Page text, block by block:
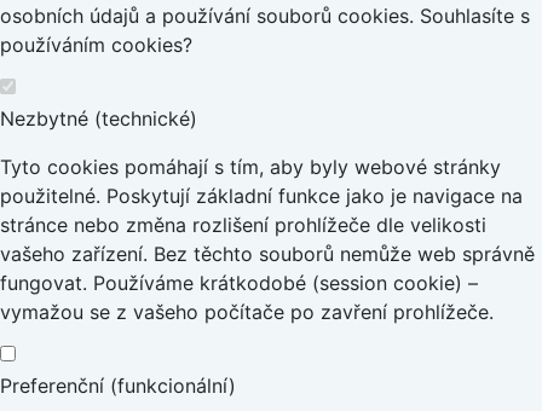
osobních údajů a používání souborů cookies. Souhlasíte s
používáním cookies?
Nezbytné (technické)
Tyto cookies pomáhají s tím, aby byly webové stránky
použitelné. Poskytují základní funkce jako je navigace na
stránce nebo změna rozlišení prohlížeče dle velikosti
vašeho zařízení. Bez těchto souborů nemůže web správně
fungovat. Používáme krátkodobé (session cookie) –
vymažou se z vašeho počítače po zavření prohlížeče.
Preferenční (funkcionální)